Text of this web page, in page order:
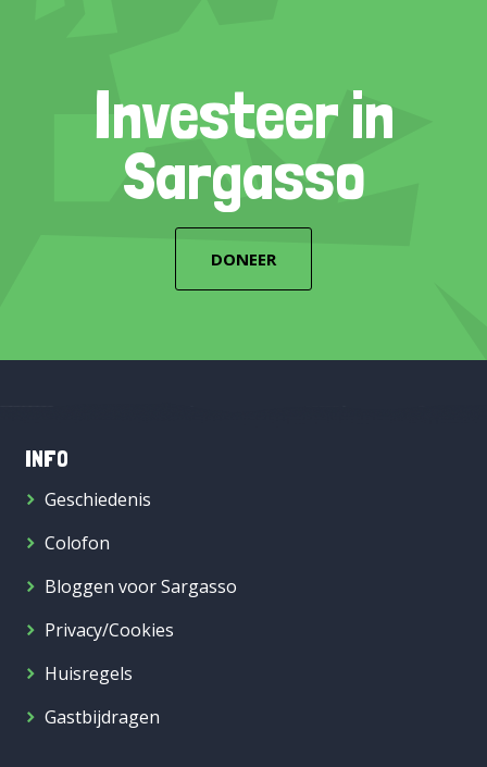
Investeer in
Sargasso
DONEER
INFO
Geschiedenis
Colofon
Bloggen voor Sargasso
Privacy/Cookies
Huisregels
Gastbijdragen